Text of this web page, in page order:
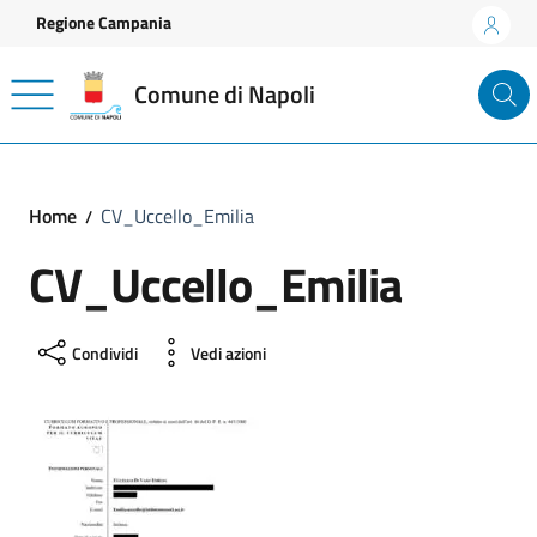
Vai ai contenuti
Vai al footer
Regione Campania
Comune di Napoli
Home CV_Uccello_Emilia
CV_Uccello_Emilia
Condividi Vedi azioni